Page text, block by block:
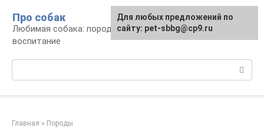
контенту
Про собак
Любимая собака: породы, содержание,
воспитание
Главная » Породы
Для любых предложений по
сайту: pet-sbbg@cp9.ru